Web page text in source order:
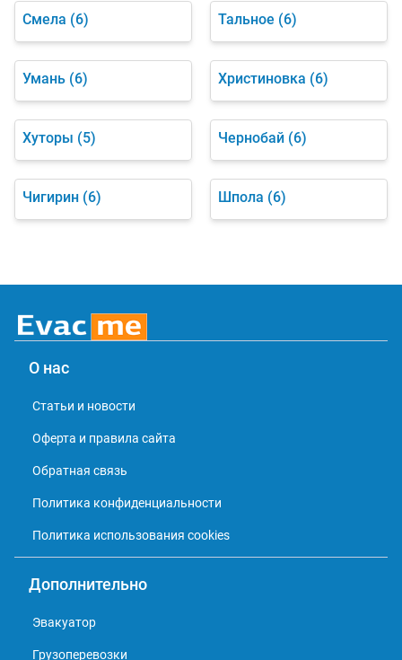
Смела (6) Тальное (6)
Умань (6) Христиновка (6)
Хуторы (5) Чернобай (6)
Чигирин (6) Шпола (6)
О нас
Статьи и новости
Оферта и правила сайта
Обратная связь
Политика конфиденциальности
Политика использования cookies
Дополнительно
Эвакуатор
Грузоперевозки